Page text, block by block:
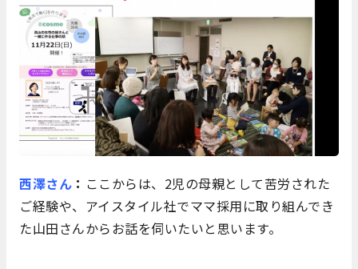
西澤さん ： ここからは、2児の母親として苦労された
ご経験や、アイスタイル社でママ採用に取り組んでき
た山田さんからお話を伺いたいと思います。